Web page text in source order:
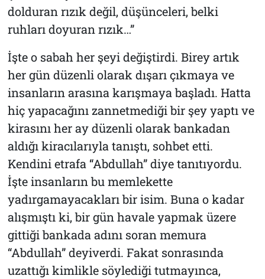
dolduran rızık değil, düşünceleri, belki
ruhları doyuran rızık…”
İşte o sabah her şeyi değiştirdi. Birey artık
her gün düzenli olarak dışarı çıkmaya ve
insanların arasına karışmaya başladı. Hatta
hiç yapacağını zannetmediği bir şey yaptı ve
kirasını her ay düzenli olarak bankadan
aldığı kiracılarıyla tanıştı, sohbet etti.
Kendini etrafa “Abdullah” diye tanıtıyordu.
İşte insanların bu memlekette
yadırgamayacakları bir isim. Buna o kadar
alışmıştı ki, bir gün havale yapmak üzere
gittiği bankada adını soran memura
“Abdullah” deyiverdi. Fakat sonrasında
uzattığı kimlikle söylediği tutmayınca,